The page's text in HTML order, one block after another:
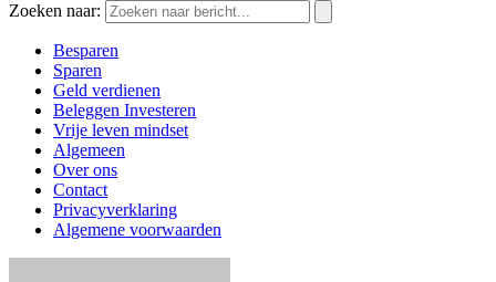
Zoeken naar:
Besparen
Sparen
Geld verdienen
Beleggen Investeren
Vrije leven mindset
Algemeen
Over ons
Contact
Privacyverklaring
Algemene voorwaarden